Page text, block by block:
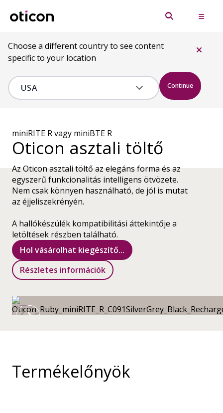
Choose a different country to see content
specific to your location
Continue
miniRITE R vagy miniBTE R
Oticon asztali töltő
Az Oticon asztali töltő az elegáns forma és az
egyszerű funkcionalitás intelligens ötvözete.
Nem csak könnyen használható, de jól is mutat
az éjjeliszekrényén.
A hallókészülék kompatibilitási áttekintője a
letöltések részben található.
Hol vásárolhat kiegészítő...
Részletes információk
Termékelőnyök